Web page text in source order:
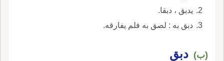
يدبق ، دبقا.
دبق به : لصق به فلم يفارقه.
(ب) دبق